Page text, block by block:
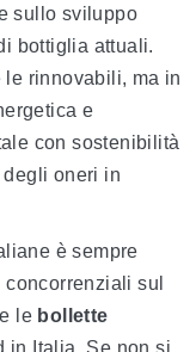
sullo sviluppo
bottiglia attuali.
le rinnovabili, ma in
e
con sostenibilità
oneri in
è sempre
sul
le bollette